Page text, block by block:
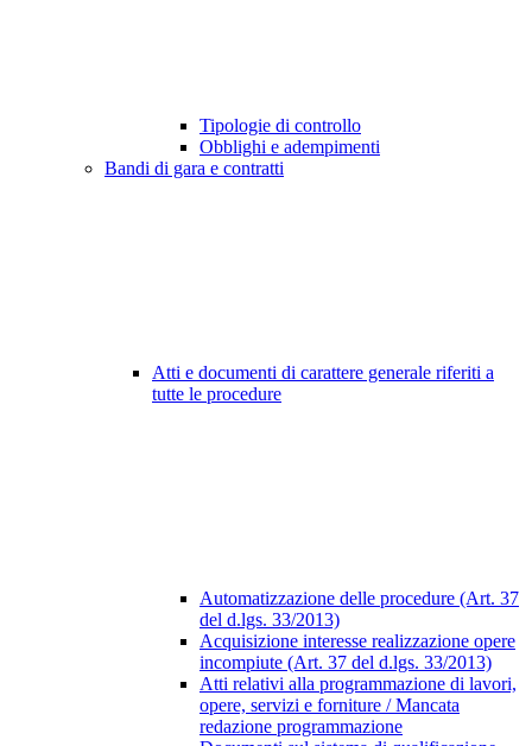
Tipologie di controllo
Obblighi e adempimenti
Bandi di gara e contratti
Atti e documenti di carattere generale riferiti a
tutte le procedure
Automatizzazione delle procedure (Art. 37
del d.lgs. 33/2013)
Acquisizione interesse realizzazione opere
incompiute (Art. 37 del d.lgs. 33/2013)
Atti relativi alla programmazione di lavori,
opere, servizi e forniture / Mancata
redazione programmazione